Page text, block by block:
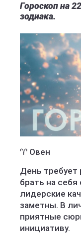
Гороскоп на
зодиака.
♈ Овен
День требует
брать на
лидерские
заметны. В
приятные
инициативу.